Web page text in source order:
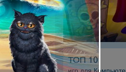
ТОП 10
игр для